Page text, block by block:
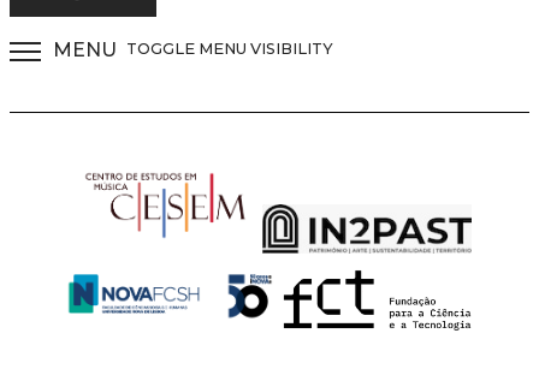
MENU TOGGLE MENU VISIBILITY